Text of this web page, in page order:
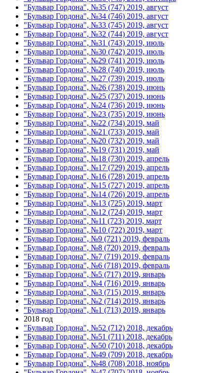
"Бульвар Гордона", №35 (747) 2019, август
"Бульвар Гордона", №34 (746) 2019, август
"Бульвар Гордона", №33 (745) 2019, август
"Бульвар Гордона", №32 (744) 2019, август
"Бульвар Гордона", №31 (743) 2019, июль
"Бульвар Гордона", №30 (742) 2019, июль
"Бульвар Гордона", №29 (741) 2019, июль
"Бульвар Гордона", №28 (740) 2019, июль
"Бульвар Гордона", №27 (739) 2019, июль
"Бульвар Гордона", №26 (738) 2019, июнь
"Бульвар Гордона", №25 (737) 2019, июнь
"Бульвар Гордона", №24 (736) 2019, июнь
"Бульвар Гордона", №23 (735) 2019, июнь
"Бульвар Гордона", №22 (734) 2019, май
"Бульвар Гордона", №21 (733) 2019, май
"Бульвар Гордона", №20 (732) 2019, май
"Бульвар Гордона", №19 (731) 2019, май
"Бульвар Гордона", №18 (730) 2019, апрель
"Бульвар Гордона", №17 (729) 2019, апрель
"Бульвар Гордона", №16 (728) 2019, апрель
"Бульвар Гордона", №15 (727) 2019, апрель
"Бульвар Гордона", №14 (726) 2019, апрель
"Бульвар Гордона", №13 (725) 2019, март
"Бульвар Гордона", №12 (724) 2019, март
"Бульвар Гордона", №11 (723) 2019, март
"Бульвар Гордона", №10 (722) 2019, март
"Бульвар Гордона", №9 (721) 2019, февраль
"Бульвар Гордона", №8 (720) 2019, февраль
"Бульвар Гордона", №7 (719) 2019, февраль
"Бульвар Гордона", №6 (718) 2019, февраль
"Бульвар Гордона", №5 (717) 2019, январь
"Бульвар Гордона", №4 (716) 2019, январь
"Бульвар Гордона", №3 (715) 2019, январь
"Бульвар Гордона", №2 (714) 2019, январь
"Бульвар Гордона", №1 (713) 2019, январь
2018 год
"Бульвар Гордона", №52 (712) 2018, декабрь
"Бульвар Гордона", №51 (711) 2018, декабрь
"Бульвар Гордона", №50 (710) 2018, декабрь
"Бульвар Гордона", №49 (709) 2018, декабрь
"Бульвар Гордона", №48 (708) 2018, ноябрь